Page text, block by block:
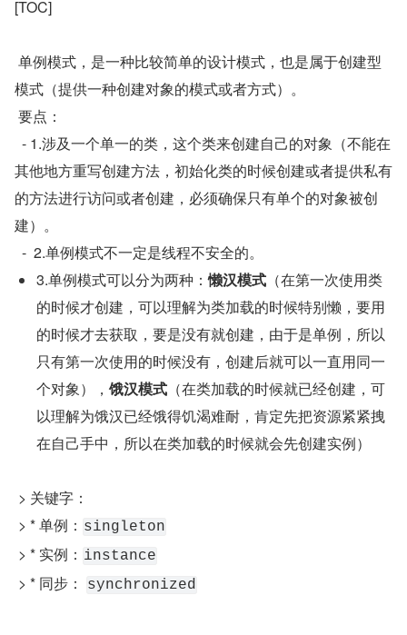
[TOC]
模式（提供一种创建对象的模式或者方式）。
要点：
其他地方重写创建方法，初始化类的时候创建或者提供私有
的方法进行访问或者创建，必须确保只有单个的对象被创
建）。
  -  2.单例模式不一定是线程不安全的。
3.单例模式可以分为两种：懒汉模式 （在第一次使用类
的时候才创建，可以理解为类加载的时候特别懒，要用
的时候才去获取，要是没有就创建，由于是单例，所以
只有第一次使用的时候没有，创建后就可以一直用同一
个对象）， 饿汉模式 （在类加载的时候就已经创建，可
以理解为饿汉已经饿得饥渴难耐，肯定先把资源紧紧拽
在自己手中，所以在类加载的时候就会先创建实例）
> 关键字：
> * 单例： singleton
> * 实例： instance
> * 同步： synchronized